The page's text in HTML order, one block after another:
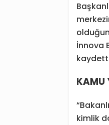
İnnova
KAMU
kimlik